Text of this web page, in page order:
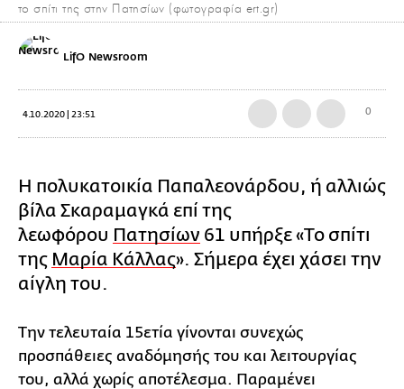
το σπίτι της στην Πατησίων (φωτογραφία ert.gr)
LifO Newsroom
4.10.2020 | 23:51 0
Η πολυκατοικία Παπαλεονάρδου, ή αλλιώς
βίλα Σκαραμαγκά επί της
λεωφόρου Πατησίων 61 υπήρξε «Το σπίτι
της Μαρία Κάλλας». Σήμερα έχει χάσει την
αίγλη του.
Την τελευταία 15ετία γίνονται συνεχώς
προσπάθειες αναδόμησής του και λειτουργίας
του, αλλά χωρίς αποτέλεσμα. Παραμένει